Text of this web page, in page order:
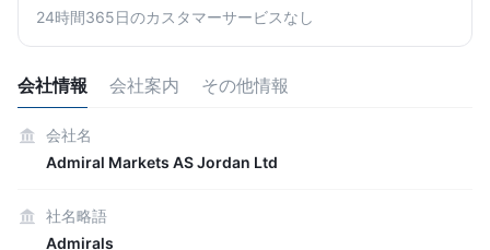
24時間365日のカスタマーサービスなし
会社情報 会社案内 その他情報
会社名
Admiral Markets AS Jordan Ltd
社名略語
Admirals